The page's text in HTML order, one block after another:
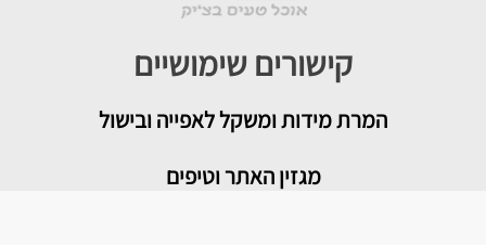
קישורים שימושיים
המרת מידות ומשקל לאפייה ובישול
מגזין האתר וטיפים